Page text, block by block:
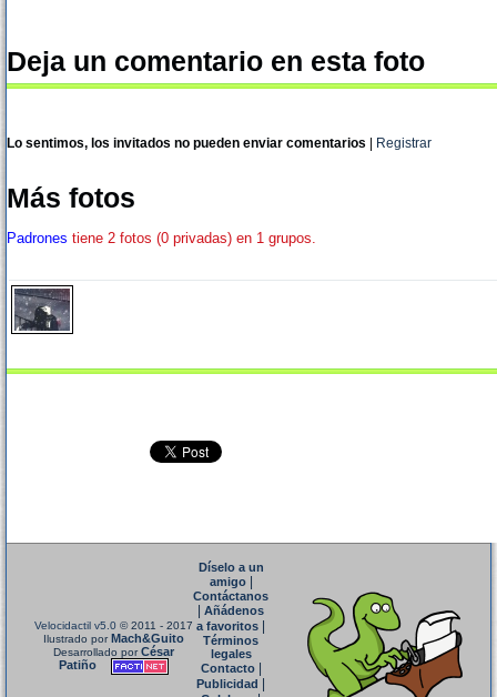
Deja un comentario en esta foto
Lo sentimos, los invitados no pueden enviar comentarios Registrar
Más fotos
Padrones tiene 2 fotos (0 privadas) en 1 grupos.
Velocidactil v5.0 © 2011 - 2017
Ilustrado porMach&Guito
Desarrollado porCésar
Patiño
Díselo a un
amigo|
Contáctanos
Añádenos
a favoritos
Términos
legales
Contacto|
Publicidad